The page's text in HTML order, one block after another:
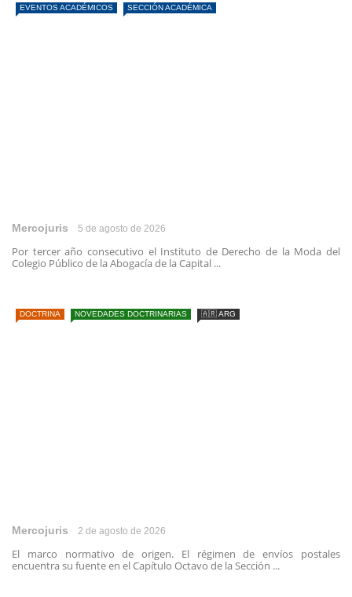
EVENTOS ACADÉMICOS SECCIÓN ACADÉMICA
Mercojuris 5 de agosto de 2026
Por tercer año consecutivo el Instituto de Derecho de la Moda del
Colegio Público de la Abogacía de la Capital ...
DOCTRINA NOVEDADES DOCTRINARIAS 🇦🇷 ARG
Mercojuris 2 de agosto de 2026
El marco normativo de origen. El régimen de envíos postales
encuentra su fuente en el Capítulo Octavo de la Sección ...